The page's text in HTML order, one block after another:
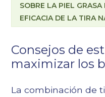
SOBRE LA PIEL
EFICACIA DE LA TIRA
Consejos de
maximizar los
La combinación de